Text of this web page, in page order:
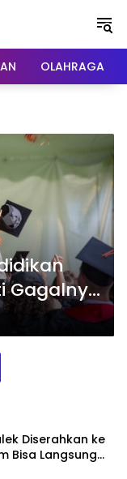
OLAHRAGA
Gagalnya
dan
Diserahkan ke
Bisa Langsung